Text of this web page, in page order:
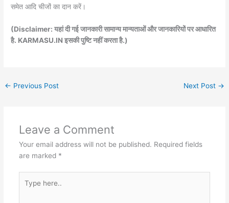
समेत आदि चीजों का दान करें।
(Disclaimer: यहां दी गई जानकारी सामान्य मान्यताओं और जानकारियों पर आधारित
है. KARMASU.IN इसकी पुष्टि नहीं करता है.)
← Previous Post Next Post →
Leave a Comment
Your email address will not be published. Required fields
are marked *
here..